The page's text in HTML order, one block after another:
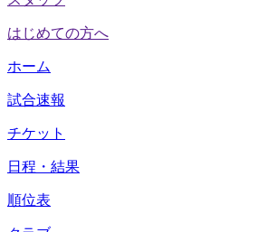
はじめての方へ
ホーム
試合速報
チケット
日程・結果
順位表